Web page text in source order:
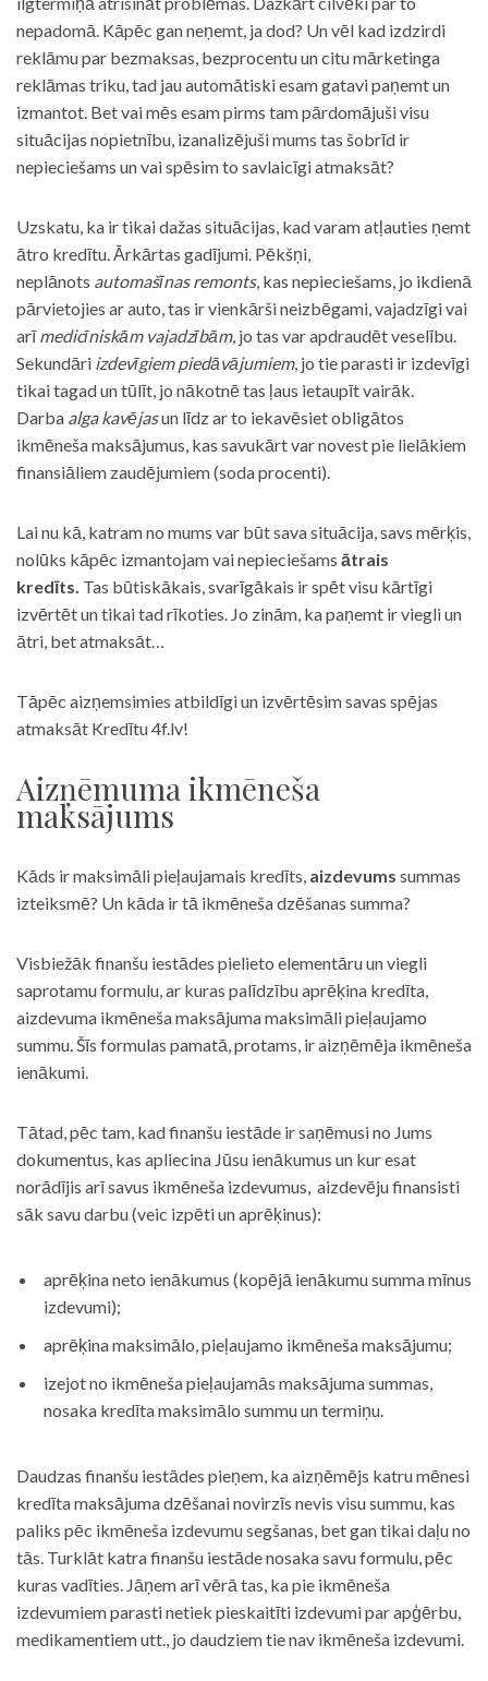
nepadomā. Kāpēc gan neņemt, ja dod? Un vēl kad izdzirdi
reklāmu par bezmaksas, bezprocentu un citu mārketinga
reklāmas triku, tad jau automātiski esam gatavi paņemt un
izmantot. Bet vai mēs esam pirms tam pārdomājuši visu
situācijas nopietnību, izanalizējuši mums tas šobrīd ir
nepieciešams un vai spēsim to savlaicīgi atmaksāt?
Uzskatu, ka ir tikai dažas situācijas, kad varam atļauties ņemt
ātro kredītu. Ārkārtas gadījumi. Pēkšņi,
neplānots automašīnas remonts, kas nepieciešams, jo ikdienā
pārvietojies ar auto, tas ir vienkārši neizbēgami, vajadzīgi vai
arīmedicīniskām vajadzībām, jo tas var apdraudēt veselību.
Sekundāri izdevīgiem piedāvājumiem, jo tie parasti ir izdevīgi
tikai tagad un tūlīt, jo nākotnē tas ļaus ietaupīt vairāk.
Darba alga kavējasun līdz ar to iekavēsiet obligātos
ikmēneša maksājumus, kas savukārt var novest pie lielākiem
finansiāliem zaudējumiem (soda procenti).
Lai nu kā, katram no mums var būt sava situācija, savs mērķis,
nolūks kāpēc izmantojam vai nepieciešams ātrais
kredīts. Tas būtiskākais, svarīgākais ir spēt visu kārtīgi
izvērtēt un tikai tad rīkoties. Jo zinām, ka paņemt ir viegli un
ātri, bet atmaksāt…
Tāpēc aizņemsimies atbildīgi un izvērtēsim savas spējas
atmaksāt Kredītu 4f.lv!
Aizņēmuma ikmēneša
maksājums
Kāds ir maksimāli pieļaujamais kredīts, aizdevums summas
izteiksmē? Un kāda ir tā ikmēneša dzēšanas summa?
Visbiežāk finanšu iestādes pielieto elementāru un viegli
saprotamu formulu, ar kuras palīdzību aprēķina kredīta,
aizdevuma ikmēneša maksājuma maksimāli pieļaujamo
summu. Šīs formulas pamatā, protams, ir aizņēmēja ikmēneša
ienākumi.
Tātad, pēc tam, kad finanšu iestāde ir saņēmusi no Jums
dokumentus, kas apliecina Jūsu ienākumus un kur esat
norādījis arī savus ikmēneša izdevumus, aizdevēju finansisti
sāk savu darbu (veic izpēti un aprēķinus):
aprēķina neto ienākumus (kopējā ienākumu summa mīnus
izdevumi);
aprēķina maksimālo, pieļaujamo ikmēneša maksājumu;
izejot no ikmēneša pieļaujamās maksājuma summas,
nosaka kredīta maksimālo summu un termiņu.
Daudzas finanšu iestādes pieņem, ka aizņēmējs katru mēnesi
kredīta maksājuma dzēšanai novirzīs nevis visu summu, kas
paliks pēc ikmēneša izdevumu segšanas, bet gan tikai daļu no
tās. Turklāt katra finanšu iestāde nosaka savu formulu, pēc
kuras vadīties. Jāņem arī vērā tas, ka pie ikmēneša
izdevumiem parasti netiek pieskaitīti izdevumi par apģērbu,
medikamentiem utt., jo daudziem tie nav ikmēneša izdevumi.